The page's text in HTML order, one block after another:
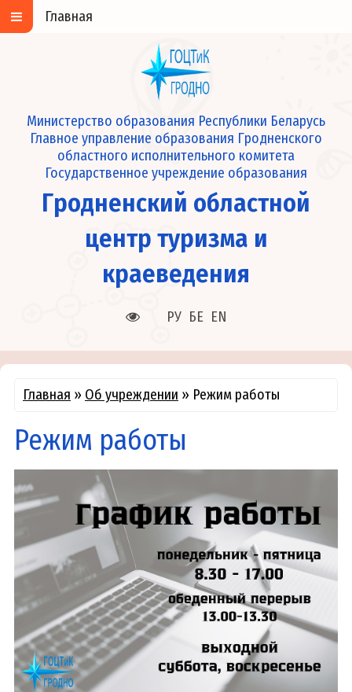
Министерство образования Республики Беларусь
Главное управление образования Гродненского
областного исполнительного комитета
Государственное учреждение образования
Гродненский областной
центр туризма и
краеведения
РУ БЕ EN
Главная
Главная » Об учреждении » Режим работы
Режим работы